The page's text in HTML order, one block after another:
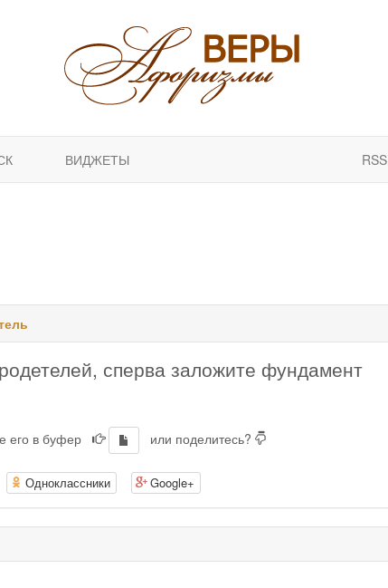
ВИДЖЕТЫ RSS
сперва заложите фундамент
его в буфер или поделитесь?
Одноклассники Google+